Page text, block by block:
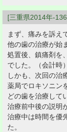
[三重県2014年-
まず、痛みを訴え
他の歯の治療が始
処置後、鎮痛剤を
でした。（会計時）
しかも、次回の治
薬局でロキソニン
どの歯を治療して
治療前中後の説明
治療中は時間を優
た。